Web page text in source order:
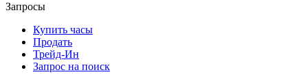
Запросы
Купить часы
Продать
Трейд-Ин
Запрос на поиск